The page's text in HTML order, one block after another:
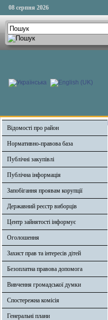
08 серпня 2026
Відомості про район
Нормативно-правова база
Публічні закупівлі
Публічна інформація
Запобігання проявам корупції
Державний реєстр виборців
Центр зайнятості інформує
Оголошення
Захист прав та інтересів дітей
Безоплатна правова допомога
Вивчення громадської думки
Спостережна комісія
Генеральні плани